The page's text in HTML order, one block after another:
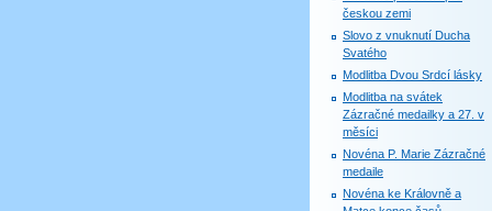
českou zemi
Slovo z vnuknutí Ducha
Svatého
Modlitba Dvou Srdcí lásky
Modlitba na svátek
Zázračné medailky a 27. v
měsíci
Novéna P. Marie Zázračné
medaile
Novéna ke Královně a